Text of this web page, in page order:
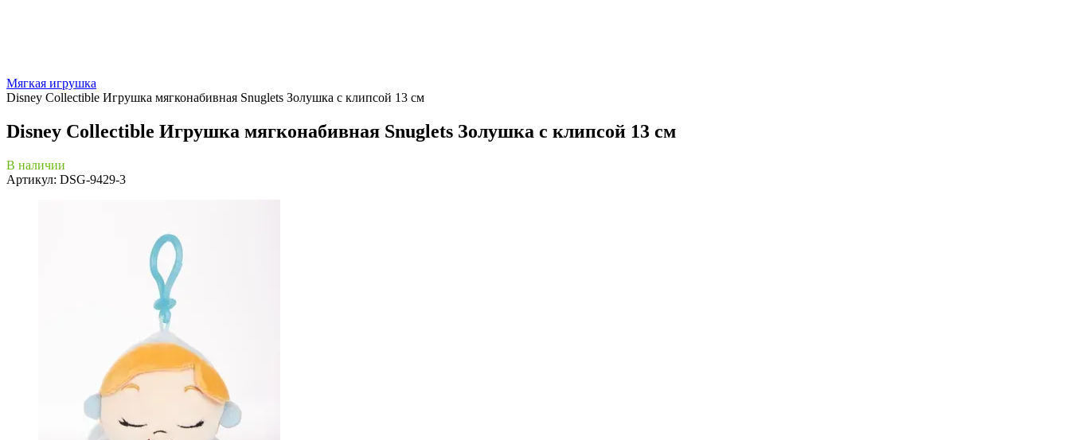
Мягкая игрушка
Disney Collectible Игрушка мягконабивная Snuglets Золушка с клипсой 13 см
Disney Collectible Игрушка мягконабивная Snuglets Золушка с клипсой 13 см
В наличии
Артикул: DSG-9429-3